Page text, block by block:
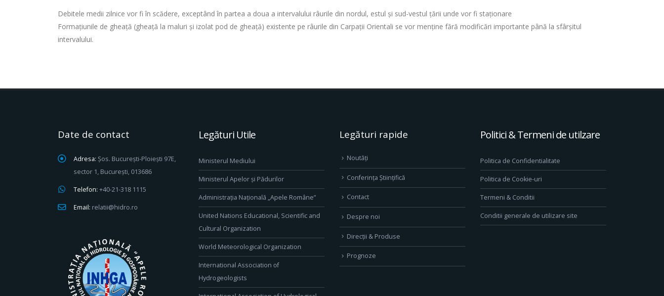
Debitele medii zilnice vor fi în scădere, exceptând în partea a doua a intervalului râurile din nordul, estul şi sud-vestul țării unde vor fi staționare
Formațiunile de gheață (gheață la maluri şi izolat pod de gheaţă) existente pe râurile din Carpaţii Orientali se vor menține fără modificări importante până la sfârșitul
intervalului.
Date de contact
Adresa: Șos. București-Ploiești 97E,
sector 1, București, 013686
Telefon: +40-21-318 1115
Email: relatii@hidro.ro
Legături Utile
Ministerul Mediului
Ministerul Apelor și Pădurilor
Administrația Națională „Apele Române”
United Nations Educational, Scientific and
Cultural Organization
World Meteorological Organization
International Association of
Hydrogeologists
Legături rapide
Noutăți
Conferința Științifică
Contact
Despre noi
Direcţii & Produse
Prognoze
Politici & Termeni de utilzare
Politica de Confidentialitate
Politica de Cookie-uri
Termeni & Conditii
Conditii generale de utilizare site